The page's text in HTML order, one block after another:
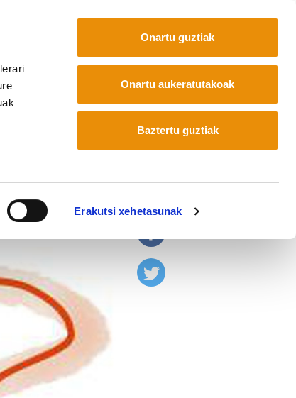
Erakutsi xehetasunak
Onartu guztiak
Onartu aukeratutakoak
Baztertu guztiak